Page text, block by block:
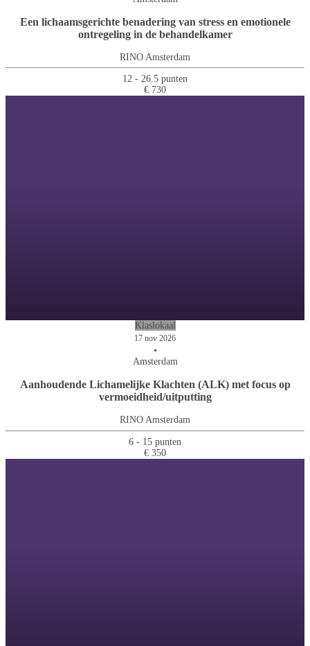
Een lichaamsgerichte benadering van stress en emotionele
ontregeling in de behandelkamer
RINO Amsterdam
12 - 26.5 punten
€ 730
Klaslokaal
17 nov 2026
•
Amsterdam
Aanhoudende Lichamelijke Klachten (ALK) met focus op
vermoeidheid/uitputting
RINO Amsterdam
6 - 15 punten
€ 350